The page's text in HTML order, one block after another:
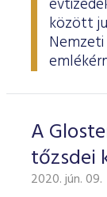
között
A
tőzsdei
2020. jún. 09.